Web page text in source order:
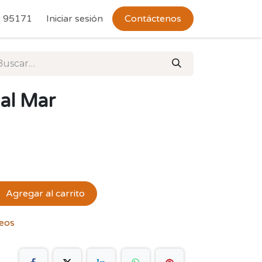
Iniciar sesión Contáctenos
Mar
Agregar al carrito